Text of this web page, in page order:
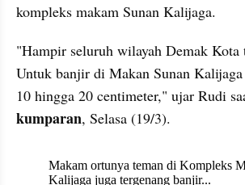
kompleks makam Sunan Kalijaga.
"Hampir seluruh wilayah Demak Kota
Untuk banjir di Makan Sunan
kumparan, Selasa (19/3).
X post